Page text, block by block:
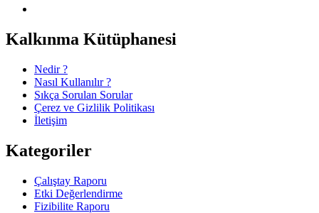
Kalkınma Kütüphanesi
Nedir ?
Nasıl Kullanılır ?
Sıkça Sorulan Sorular
Çerez ve Gizlilik Politikası
İletişim
Kategoriler
Çalıştay Raporu
Etki Değerlendirme
Fizibilite Raporu